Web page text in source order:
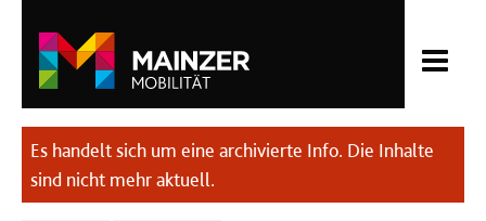
Es handelt sich um eine archivierte Info. Die Inhalte
sind nicht mehr aktuell.